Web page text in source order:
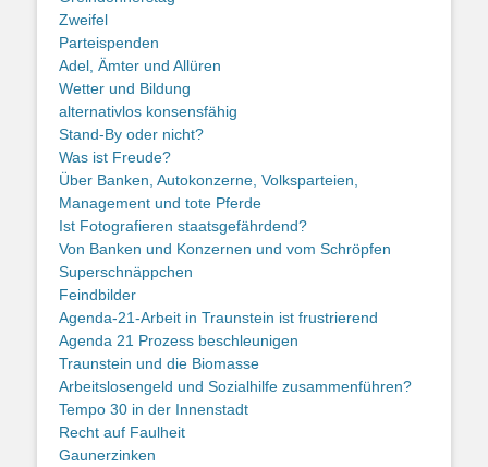
Zweifel
Parteispenden
Adel, Ämter und Allüren
Wetter und Bildung
alternativlos konsensfähig
Stand-By oder nicht?
Was ist Freude?
Über Banken, Autokonzerne, Volksparteien,
Management und tote Pferde
Ist Fotografieren staatsgefährdend?
Von Banken und Konzernen und vom Schröpfen
Superschnäppchen
Feindbilder
Agenda-21-Arbeit in Traunstein ist frustrierend
Agenda 21 Prozess beschleunigen
Traunstein und die Biomasse
Arbeitslosengeld und Sozialhilfe zusammenführen?
Tempo 30 in der Innenstadt
Recht auf Faulheit
Gaunerzinken